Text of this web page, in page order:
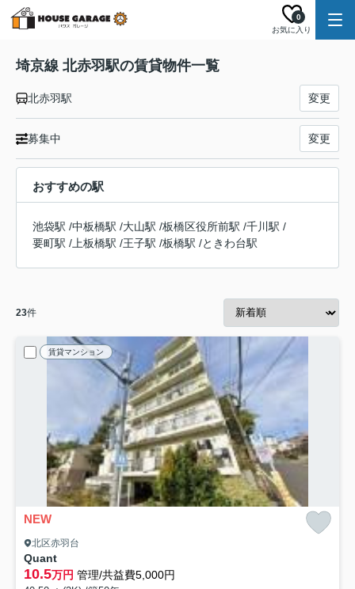
お気に入り
0
埼京線 北赤羽駅の賃貸物件一覧
北赤羽駅 変更
募集中 変更
おすすめの駅
池袋駅 /中板橋駅 /大山駅 /板橋区役所前駅 /千川駅 /
要町駅 / 上板橋駅 /王子駅 /板橋駅 /ときわ台駅
23件
賃貸マンション
NEW
北区赤羽台
Quant
10.5万円 管理/共益費5,000円